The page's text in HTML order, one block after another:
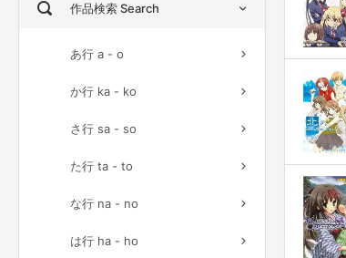
作品検索 Search
あ行 a - o
か行 ka - ko
さ行 sa - so
た行 ta - to
な行 na - no
は行 ha - ho